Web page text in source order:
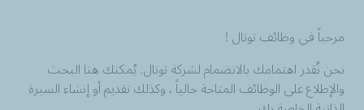
مرحباً في وظائف توتال !
نحن نُقدر اهتمامك بالانضمام لشركة توتال. يُمكنك هنا البحث
والإطلاع على الوظائف المتاحة حالياً ، وكذلك تقديم أو إنشاء السيرة